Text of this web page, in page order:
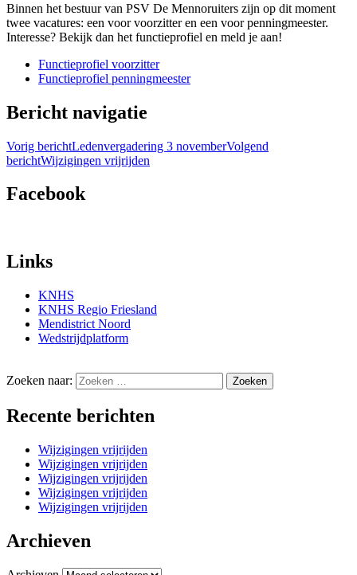
Binnen het bestuur van PSV De Mennoruiters zijn op dit moment
twee vacatures: een voor voorzitter en een voor penningmeester.
Interesse? Bekijk dan het functieprofiel en meld je aan!
Functieprofiel voorzitter
Functieprofiel penningmeester
Bericht navigatie
Vorig berichtLedenvergadering 3 novemberVolgend
berichtWijzigingen vrijrijden
Facebook
Links
KNHS
KNHS Regio Friesland
Mendistrict Noord
Wedstrijdplatform
Zoeken naar:
Recente berichten
Wijzigingen vrijrijden
Wijzigingen vrijrijden
Wijzigingen vrijrijden
Wijzigingen vrijrijden
Wijzigingen vrijrijden
Archieven